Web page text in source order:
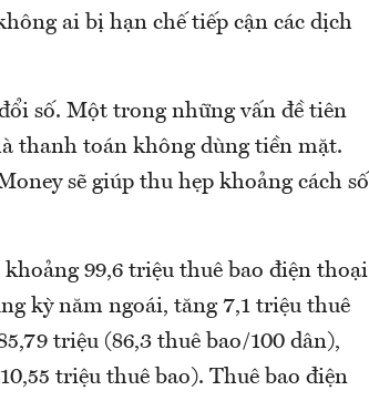
ai bị hạn chế tiếp cận các dịch
số. Một trong những vấn đề tiên
thanh toán không dùng tiền mặt.
sẽ giúp thu hẹp khoảng cách số
99,6 triệu thuê bao điện thoại
kỳ năm ngoái, tăng 7,1 triệu thuê
triệu (86,3 thuê bao/100 dân),
triệu thuê bao). Thuê bao điện